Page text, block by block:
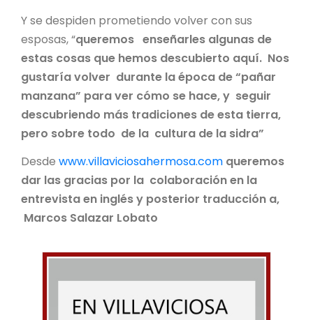
Y se despiden prometiendo volver con sus
esposas, “queremos enseñarles algunas de
estas cosas que hemos descubierto aquí. Nos
gustaría volver durante la época de “pañar
manzana” para ver cómo se hace, y seguir
descubriendo más tradiciones de esta tierra,
pero sobre todo de la cultura de la sidra”
Desde www.villaviciosahermosa.com queremos
dar las gracias por la colaboración en la
entrevista en inglés y posterior traducción a,
Marcos Salazar Lobato